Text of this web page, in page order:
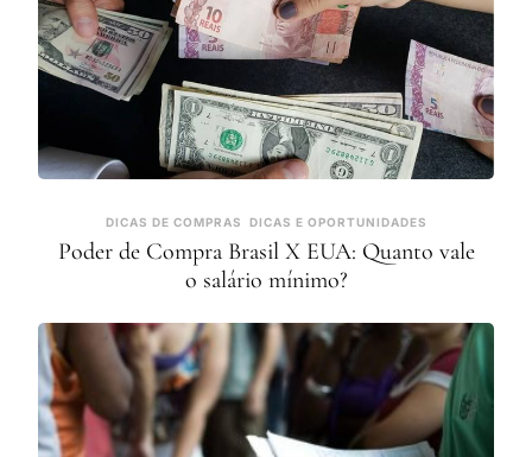
DICAS DE COMPRAS DICAS E OPORTUNIDADES
Poder de Compra Brasil X EUA: Quanto vale
o salário mínimo?